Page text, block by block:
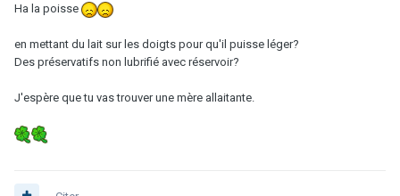
Ha la poisse
en mettant du lait sur les doigts pour qu'il puisse léger?
Des préservatifs non lubrifié avec réservoir?
J'espère que tu vas trouver une mère allaitante.